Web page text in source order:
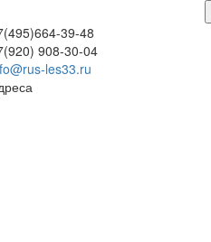
39-48
908-30-04
les33.ru